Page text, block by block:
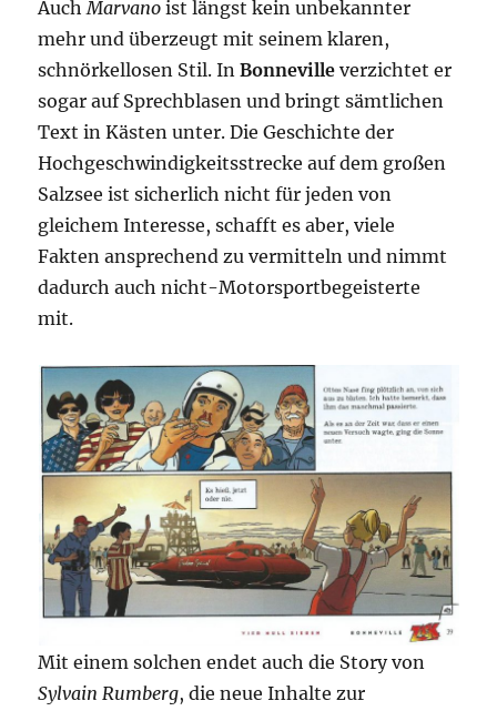
Auch Marvano ist längst kein unbekannter
mehr und überzeugt mit seinem klaren,
schnörkellosen Stil. InBonneville verzichtet er
sogar auf Sprechblasen und bringt sämtlichen
Text in Kästen unter. Die Geschichte der
Hochgeschwindigkeitsstrecke auf dem großen
Salzsee ist sicherlich nicht für jeden von
gleichem Interesse, schafft es aber, viele
Fakten ansprechend zu vermitteln und nimmt
dadurch auch nicht-Motorsportbegeisterte
mit.
Mit einem solchen endet auch die Story von
Sylvain Rumberg, die neue Inhalte zur